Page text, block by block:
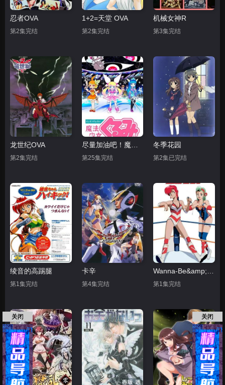
忍者OVA
第2集完结
1+2=天堂 OVA
第2集完结
机械女神R
第3集完结
龙世纪OVA
第2集完结 第25集完结
冬季花园
第2集已完结
绫音的高踢腿
第1集完结
卡辛
第4集完结 第1集完结
关闭 关闭